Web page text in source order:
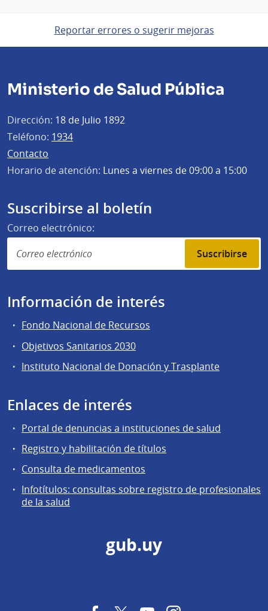
Reportar errores o sugerir mejoras
Ministerio de Salud Pública
Dirección: 18 de Julio 1892
Teléfono: 1934
Contacto
Horario de atención: Lunes a viernes de 09:00 a 15:00
Suscribirse al boletín
Correo electrónico:
Suscribirse
Información de interés
Fondo Nacional de Recursos
Objetivos Sanitarios 2030
Instituto Nacional de Donación y Trasplante
Enlaces de interés
Portal de denuncias a instituciones de salud
Registro y habilitación de títulos
Consulta de medicamentos
Infotítulos: consultas sobre registro de profesionales
de la salud
gub.uy